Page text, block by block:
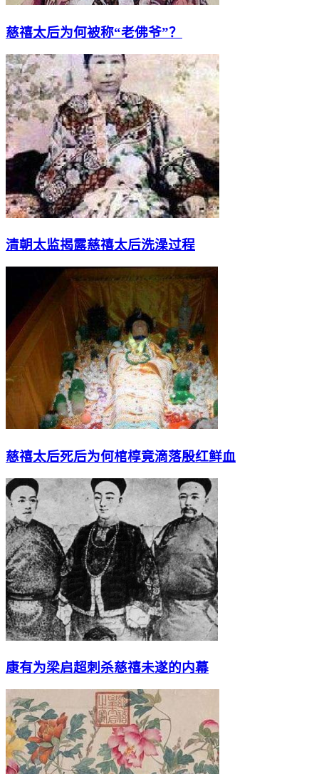
慈禧太后为何被称“老佛爷”？
清朝太监揭露慈禧太后洗澡过程
慈禧太后死后为何棺椁竟滴落殷红鲜血
康有为梁启超刺杀慈禧未遂的内幕